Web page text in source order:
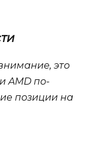
это
AMD по-
позиции на